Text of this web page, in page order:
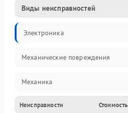
Виды неисправностей
Электроника
Механические повреждения
Механика
Управление
Неисправности Стоимость